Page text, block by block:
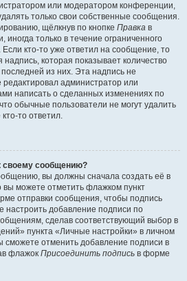
или модератором конференции,
только свои собственные сообщения.
щёлкнув по кнопке Правка в
только в течение ограниченного
кто-то уже ответил на сообщение, то
которая показывает количество
из них. Эта надпись не
администратор или
написать о сделанных изменениях по
обычные пользователи не могут удалить
то ответил.
своему сообщению?
вы должны сначала создать её в
вы можете отметить флажком пункт
отправки сообщения, чтобы подпись
настроить добавление подписи по
сделав соответствующий выбор в
пункта «Личные настройки» в личном
сможете отменить добавление подписи в
флажок Присоединить подпись в форме